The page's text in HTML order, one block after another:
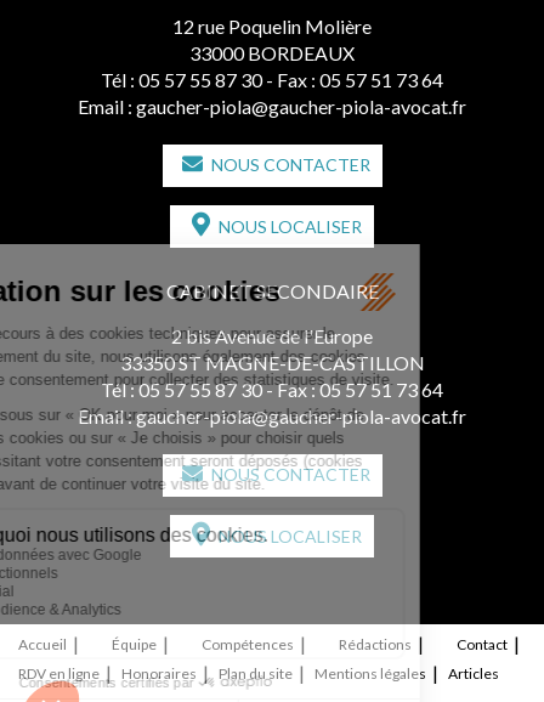
12 rue Poquelin Molière
33000 BORDEAUX
Tél : 05 57 55 87 30 - Fax : 05 57 51 73 64
Email : gaucher-piola@gaucher-piola-avocat.fr
NOUS CONTACTER
NOUS LOCALISER
CABINET SECONDAIRE
2 bis Avenue de l'Europe
33350 ST MAGNE-DE-CASTILLON
Tél :05 57 55 87 30- Fax : 05 57 51 73 64
Email :gaucher-piola@gaucher-piola-avocat.fr
NOUS CONTACTER
NOUS LOCALISER
Accueil Équipe Compétences Rédactions
Contact
RDV en ligne
Honoraires Plan du site Mentions légales Articles